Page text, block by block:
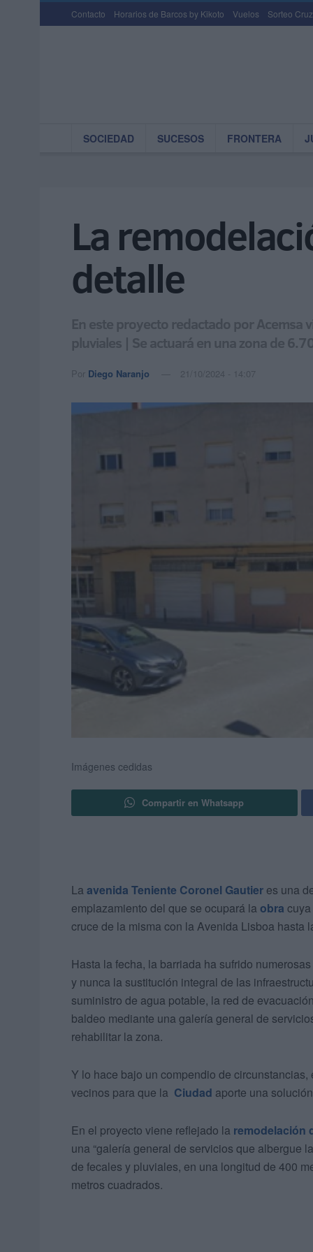
Contacto Horarios de Barcos by Kikoto Vuelos Sorteo
SOCIEDAD SUCESOS FRONTERA
La
detalle
En este proyecto redactado por Acemsa
pluviales | Se actuará en una zona de
Por Diego Naranjo 21/10/2024 - 14:07
Imágenes cedidas
Compartir en Whatsapp
La avenida Teniente Coronel Gautier es una
emplazamiento del que se ocupará la obra cuya
cruce de la misma con la Avenida Lisboa hasta
Hasta la fecha, la barriada ha sufrido
y nunca la sustitución integral de las
suministro de agua potable, la red de
baldeo mediante una galería general de
rehabilitar la zona.
Y lo hace bajo un compendio de
vecinos para que la Ciudad aporte una
En el proyecto viene reflejado la remodelación
una “galería general de servicios que albergue
de fecales y pluviales, en una longitud de 400
metros cuadrados.